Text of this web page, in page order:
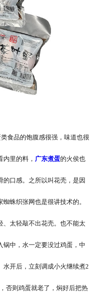
新东方食品
食品代加工
精忠报国八大锤典故版
广东盐焗味卤蛋
广东蜜汁味卤蛋
食品的饱腹感很强，味道也很
内里的料， 广东煮蛋的火侯也
的口感。之所以叫花壳，是因
蛛织张网也是很讲技术的。
、太轻敲不出花壳。也不能太
锅中，水一定要没过鸡蛋，中
水开后，立刻调成小火继续煮2
否则鸡蛋就老了，焖好后把热